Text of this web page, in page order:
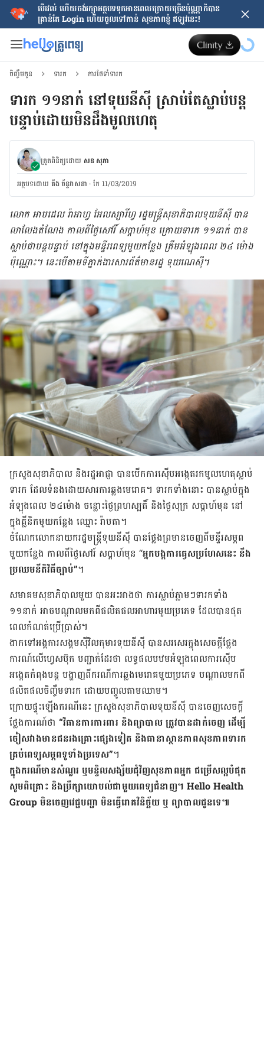
បើរវល់ ហើយចង់​រក្សាអត្ថបទទុកអានពេលក្រោយ​ច្រើនប៉ុណ្ណាក៏បាន
គ្រាន់តែ​ Login ហើយចូលទៅកាន់ សុខភាពខ្ញុំ ឥឡូវនេះ!
ចិញ្ចឹមកូន ទារក ការថែទាំទារក
​ទារក ១១​នាក់ នៅទុយនីស៊ី ស្រាប់តែ​ស្លាប់​បន្ត
បន្ទាប់ដោយ​មិន​ដឹង​មូល​ហេតុ
ត្រួតពិនិត្យដោយ សន សុភា
អត្ថបទ​ដោយ គីង ច័ន្ទវាសនា​ · កែ 11/03/2019
លោក អាបដេល រ៉ាអាហ្វ អែលស្យារីហ្វ រដ្ឋមន្រ្តី​សុខាភិបាល​ទុយនីស៊ី បាន​
លាលែង​តំណែង កាលពី​ថ្ងៃ​សៅរិ៍ ​សប្ដាហ៍​មុន ក្រោយ​ទារក ១១​នាក់ បាន​
ស្លាប់ជាបន្ត​បន្ទាប់ នៅ​ក្នុង​មន្ទីរពេទ្យ​មួយកន្លែង ​ត្រឹមអំឡុង​ពេល ២៤ ​ម៉ោង​
ប៉ុណ្ណោះ។ នេះបើតាម​ទីភ្នាក់ងារ​សារព័ត៌មាន​រដ្ឋ​ ទុយណេស៊ី។
ក្រសួង​សុខាភិបាល និង​រដ្ឋអាជ្ញា បាន​បើក​ការស៊ើបអង្កេត​រក​មូលហេតុ​ស្លាប់
ទារក ដែល​ទំនង​ដោយសារ​ការឆ្លង​មេរោគ។ ទារក​ទាំង​នោះ បាន​ស្លាប់​ក្នុង
អំឡុងពេល ២៤​ម៉ោង ចន្លោះ​ថ្ងៃ​ព្រហស្បតិ៍ និង​ថ្ងៃ​សុក្រ សប្ដាហ៍​មុន នៅ​
ក្នុង​គ្លីនិក​មួយ​កន្លែង​ ឈ្មោះ រ៉ាបតា។
ចំណែក​លោក​នាយករដ្ឋមន្រ្តី​ទុយនីស៊ី​ បាន​ថ្លែងព្រមានចេញពី​មន្ទីរ​សម្ភព​
មួយ​កន្លែង កាលពី​ថ្ងៃ​សៅរ៍ សប្ដាហ៍មុន “អ្នក​បង្ក​ការ​ធ្វេសប្រហែស​នេះ នឹង​
ប្រឈមនីតិវិធី​ច្បាប់”។
សមាគម​សុខាភិបាល​មួយ បាន​អះអាង​ថា ការ​ស្លាប់​ភ្លាមៗ​​ទារក​ទាំង
១១នាក់ អាច​បណ្ដាល​មកពី​ផលិតផល​អាហារ​មួយ​ប្រភេទ ដែល​បាន​ផុត​
ពេល​កំណត់​ប្រើប្រាស់។
ងាក​ទៅ​អង្គការ​សង្គម​ស៊ីវិល​កុមារ​ទុយនីស៊ី​ បាន​សរសេរ​ក្នុង​សេចក្តីថ្លែង
ការណ៍​លើ​ហ្វេសប៊ុក បញ្ជាក់​ដែរ​ថា លទ្ធផលបឋមអំឡុងពេល​ការ​​ស៊ើប
អង្កេត​កំពុង​បន្ដ​ បង្ហាញ​ពីករណី​​ការ​ឆ្លង​មេរោគ​មួយប្រភេទ ​បណ្ដាល​មកពី​
ផលិតផល​ចិញ្ចឹម​ទារក​ ដោយ​បញ្ចូល​តាម​ឈាម។
ក្រោយផ្ទុះឡើង​ករណី​នេះ ក្រសួង​សុខាភិបាល​ទុយនីស៊ី ​បាន​ចេញ​សេចក្តី
ថ្លែងការណ៍​ថា “វិធានការ​ការពារ និង​ព្យាបាល ត្រូវ​បាន​ដាក់​ចេញ​ ដើម្បី​
ចៀសវាង​មាន​ជន​រងគ្រោះ​ផ្សេងទៀត និង​​ធានា​ស្ថានភាព​សុខភាព​ទារក​
គ្រប់​ពេទ្យសម្ភព​ទូទាំង​ប្រទេស”។
ក្នុងករណី​មាន​សំណួរ ឬ​មន្ទិល​សង្ស័យ​ជុំ​វិញ​សុខ​ភាព​អ្នក​ ជម្រើស​ល្អ​បំផុត​
សូម​ពិគ្រោះ និង​ប្រឹក្សា​យោបល់​ជា​មួយ​ពេទ្យ​ជំនាញ។ Hello Health
Groupមិន​​ចេញ​វេជ្ជបញ្ជា មិន​ធ្វើ​រោគ​វិនិច្ឆ័យ ឬ ព្យាបាល​ជូន​​ទេ៕